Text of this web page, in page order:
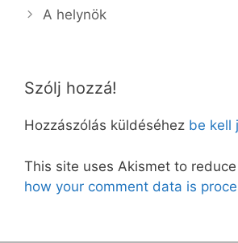
A helynök
Szólj hozzá!
Hozzászólás küldéséhez be kell
This site uses Akismet to
how your comment data is